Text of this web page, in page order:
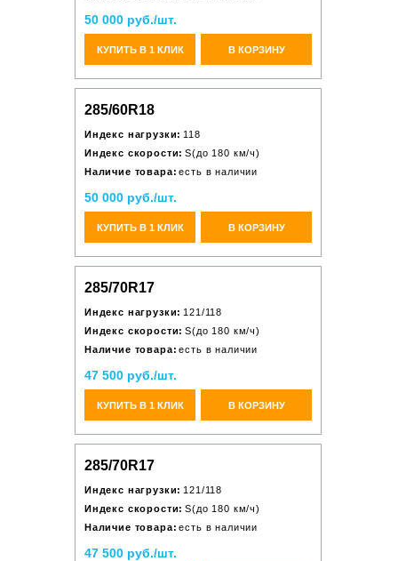
50 000 руб./шт.
КУПИТЬ В 1 КЛИК В КОРЗИНУ
285/60R18
Индекс нагрузки: 118
Индекс скорости: S(до 180 км/ч)
Наличие товара: есть в наличии
50 000 руб./шт.
КУПИТЬ В 1 КЛИК В КОРЗИНУ
285/70R17
Индекс нагрузки: 121/118
Индекс скорости: S(до 180 км/ч)
Наличие товара: есть в наличии
47 500 руб./шт.
КУПИТЬ В 1 КЛИК В КОРЗИНУ
285/70R17
Индекс нагрузки: 121/118
Индекс скорости: S(до 180 км/ч)
Наличие товара: есть в наличии
47 500 руб./шт.